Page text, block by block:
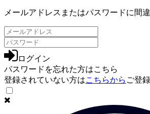
メールアドレスまたはパスワードに間
ログイン
パスワードを忘れた方はこちら
登録されていない方はこちらから ご登